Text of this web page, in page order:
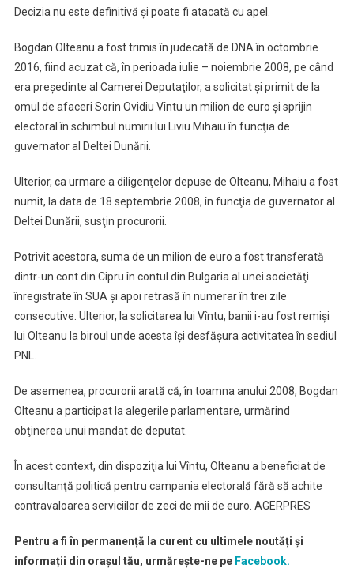
Decizia nu este definitivă şi poate fi atacată cu apel.
Bogdan Olteanu a fost trimis în judecată de DNA în octombrie
2016, fiind acuzat că, în perioada iulie – noiembrie 2008, pe când
era preşedinte al Camerei Deputaţilor, a solicitat şi primit de la
omul de afaceri Sorin Ovidiu Vîntu un milion de euro şi sprijin
electoral în schimbul numirii lui Liviu Mihaiu în funcţia de
guvernator al Deltei Dunării.
Ulterior, ca urmare a diligenţelor depuse de Olteanu, Mihaiu a fost
numit, la data de 18 septembrie 2008, în funcţia de guvernator al
Deltei Dunării, susţin procurorii.
Potrivit acestora, suma de un milion de euro a fost transferată
dintr-un cont din Cipru în contul din Bulgaria al unei societăţi
înregistrate în SUA şi apoi retrasă în numerar în trei zile
consecutive. Ulterior, la solicitarea lui Vîntu, banii i-au fost remişi
lui Olteanu la biroul unde acesta îşi desfăşura activitatea în sediul
PNL.
De asemenea, procurorii arată că, în toamna anului 2008, Bogdan
Olteanu a participat la alegerile parlamentare, urmărind
obţinerea unui mandat de deputat.
În acest context, din dispoziţia lui Vîntu, Olteanu a beneficiat de
consultanţă politică pentru campania electorală fără să achite
contravaloarea serviciilor de zeci de mii de euro. AGERPRES
Pentru a fi în permanență la curent cu ultimele noutăți și
informații din orașul tău, urmărește-ne peFacebook.